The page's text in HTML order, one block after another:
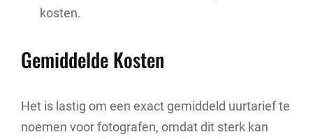
kosten.
Gemiddelde Kosten
Het is lastig om een exact gemiddeld uurtarief te
noemen voor fotografen, omdat dit sterk kan